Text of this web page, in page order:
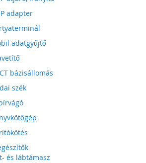
adapter
adatgyűjtő
bázisállomás
szék
és lábtámasz